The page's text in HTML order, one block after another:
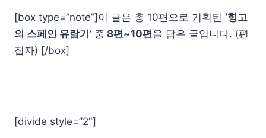
[box type=”note”]이 글은 총 10편으로 기획된 ‘힝고
의 스페인 유람기 ‘ 중 8편~10편을 담은 글입니다. (편
집자) [/box]
[divide style=”2″]